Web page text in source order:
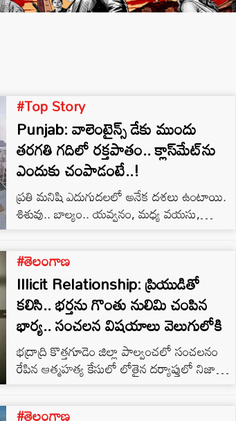
#Top Story
Punjab: వాలెంటైన్స్ డేకు ముందు
తరగతి గదిలో రక్తపాతం.. క్లాస్‌మేట్‌ను
ఎందుకు చంపాడంటే..!
ప్రతి మనిషి ఎదుగుదలలో అనేక దశలు ఉంటాయి.
శిశువు.. బాల్యం.. యవ్వనం, మధ్య వయసు,
కౌమారదశ. ఈ వయసులో పుట్టె కోర్కెలు మానసిక
స్థిరత్వం లేకుండా ఊహా ప్రపంచంలోకి తీసుకెళ్లి
గజిబిజి చేస్తుంది.
#తెలంగాణ
Illicit Relationship: ప్రియుడితో
కలిసి.. భర్తను గొంతు నులిమి చంపిన
భార్య.. సంచలన విషయాలు వెలుగులోకి
భద్రాద్రి కొత్తగూడెం జిల్లా పాల్వంచలో సంచలనం
రేపిన ఆత్మహత్య కేసులో లోతైన దర్యాప్తులో నిజాలు
#తెలంగాణ